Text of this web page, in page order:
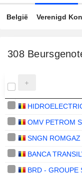
België Verenigd
308
OMV PETROM
SNGN ROMGAZ